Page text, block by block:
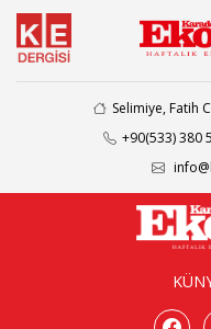
Selimiye, Fatih
+90(533) 380